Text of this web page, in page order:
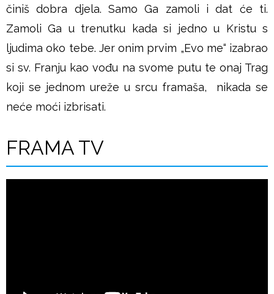
činiš dobra djela. Samo Ga zamoli i dat će ti.
Zamoli Ga u trenutku kada si jedno u Kristu s
ljudima oko tebe. Jer onim prvim „Evo me“ izabrao
si sv. Franju kao vođu na svome putu te onaj Trag
koji se jednom ureže u srcu framaša, nikada se
neće moći izbrisati.
FRAMA TV